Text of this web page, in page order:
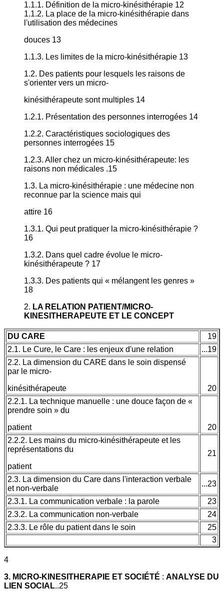
1.1.1. Définition de la micro-kinésithérapie 12
1.1.2. La place de la micro-kinésithérapie dans
l'utilisation des médecines
douces 13
1.1.3. Les limites de la micro-kinésithérapie 13
1.2. Des patients pour lesquels les raisons de
s'orienter vers un micro-
kinésithérapeute sont multiples 14
1.2.1. Présentation des personnes interrogées 14
1.2.2. Caractéristiques sociologiques des
personnes interrogées 15
1.2.3. Aller chez un micro-kinésithérapeute: les
raisons non médicales .15
1.3. La micro-kinésithérapie : une médecine non
reconnue par la science mais qui
attire 16
1.3.1. Qui peut pratiquer la micro-kinésithérapie ?
16
1.3.2. Dans quel cadre évolue le micro-
kinésithérapeute ? 17
1.3.3. Des patients qui « mélangent les genres »
18
2. LA RELATION PATIENT/MICRO-
KINESITHERAPEUTE ET LE CONCEPT
DU CARE
19
2.1. Le Cure, le Care : les enjeux d'une relation
...19
2.2. La dimension du CARE dans le soin dispensé
par le micro-
kinésithérapeute
20
2.2.1. La technique manuelle : une douce façon de «
prendre soin » du
patient
20
2.2.2. Les mains du micro-kinésithérapeute et les
représentations du
patient
21
2.3. La dimension du Care dans l'interaction verbale
et non-verbale
...23
2.3.1. La communication verbale : la parole
23
2.3.2. La communication non-verbale
24
2.3.3. Le rôle du patient dans le soin
25
3
4
3. MICRO-KINESITHERAPIE ET SOCIÉTÉ : ANALYSE DU
LIEN SOCIAL..25